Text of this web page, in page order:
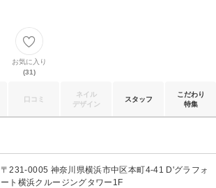
お気に入り
(31)
口コミ
ネイル
デザイン
スタッフ
こだわり
特集
〒231-0005 神奈川県横浜市中区本町4-41 D'グラフォ
ート横浜クルージングタワー1F